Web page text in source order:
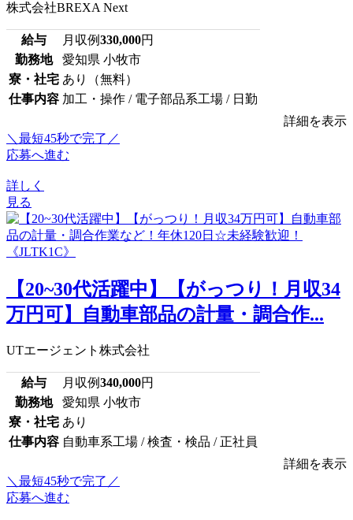
株式会社BREXA Next
給与 月収例330,000円
勤務地
愛知県 小牧市
寮・社宅 あり（無料）
仕事内容 加工・操作 / 電子部品系工場 / 日勤
詳細を表示
＼最短45秒で完了／
応募へ進む
詳しく
見る
【20~30代活躍中】【がっつり！月収34
万円可】自動車部品の計量・調合作...
UTエージェント株式会社
給与 月収例340,000円
勤務地
愛知県 小牧市
寮・社宅 あり
仕事内容 自動車系工場 / 検査・検品 / 正社員
詳細を表示
＼最短45秒で完了／
応募へ進む